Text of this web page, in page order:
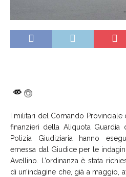
I militari del Comando
finanzieri della Aliquota Guardia
Polizia Giudiziaria hanno
emessa dal Giudice per le
Avellino. L’ordinanza è stata
di un’indagine che, già a maggio,